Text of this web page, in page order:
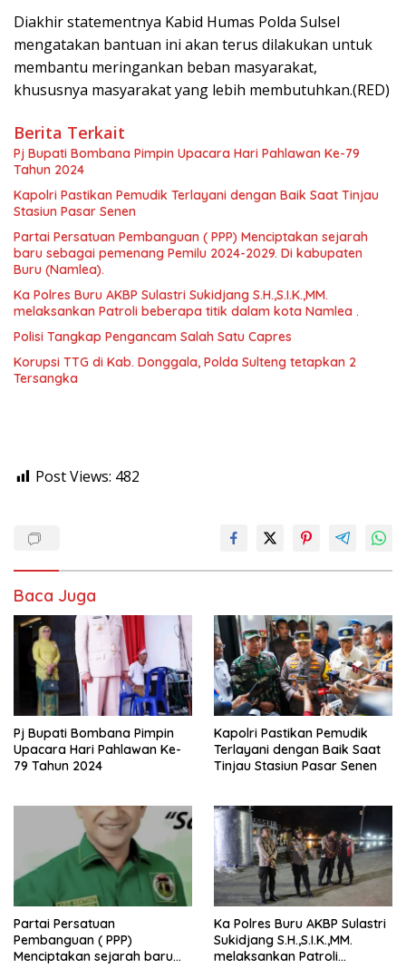
Diakhir statementnya Kabid Humas Polda Sulsel
mengatakan bantuan ini akan terus dilakukan untuk
membantu meringankan beban masyarakat,
khususnya masyarakat yang lebih membutuhkan.(RED)
Berita Terkait
Pj Bupati Bombana Pimpin Upacara Hari Pahlawan Ke-79
Tahun 2024
Kapolri Pastikan Pemudik Terlayani dengan Baik Saat Tinjau
Stasiun Pasar Senen
Partai Persatuan Pembanguan ( PPP) Menciptakan sejarah
baru sebagai pemenang Pemilu 2024-2029. Di kabupaten
Buru (Namlea).
Ka Polres Buru AKBP Sulastri Sukidjang S.H.,S.I.K.,MM.
melaksankan Patroli beberapa titik dalam kota Namlea .
Polisi Tangkap Pengancam Salah Satu Capres
Korupsi TTG di Kab. Donggala, Polda Sulteng tetapkan 2
Tersangka
Post Views: 482
Baca Juga
Pj Bupati Bombana Pimpin
Upacara Hari Pahlawan Ke-
79 Tahun 2024
Kapolri Pastikan Pemudik
Terlayani dengan Baik Saat
Tinjau Stasiun Pasar Senen
Partai Persatuan
Pembanguan ( PPP)
Menciptakan sejarah baru
Ka Polres Buru AKBP Sulastri
Sukidjang S.H.,S.I.K.,MM.
melaksankan Patroli